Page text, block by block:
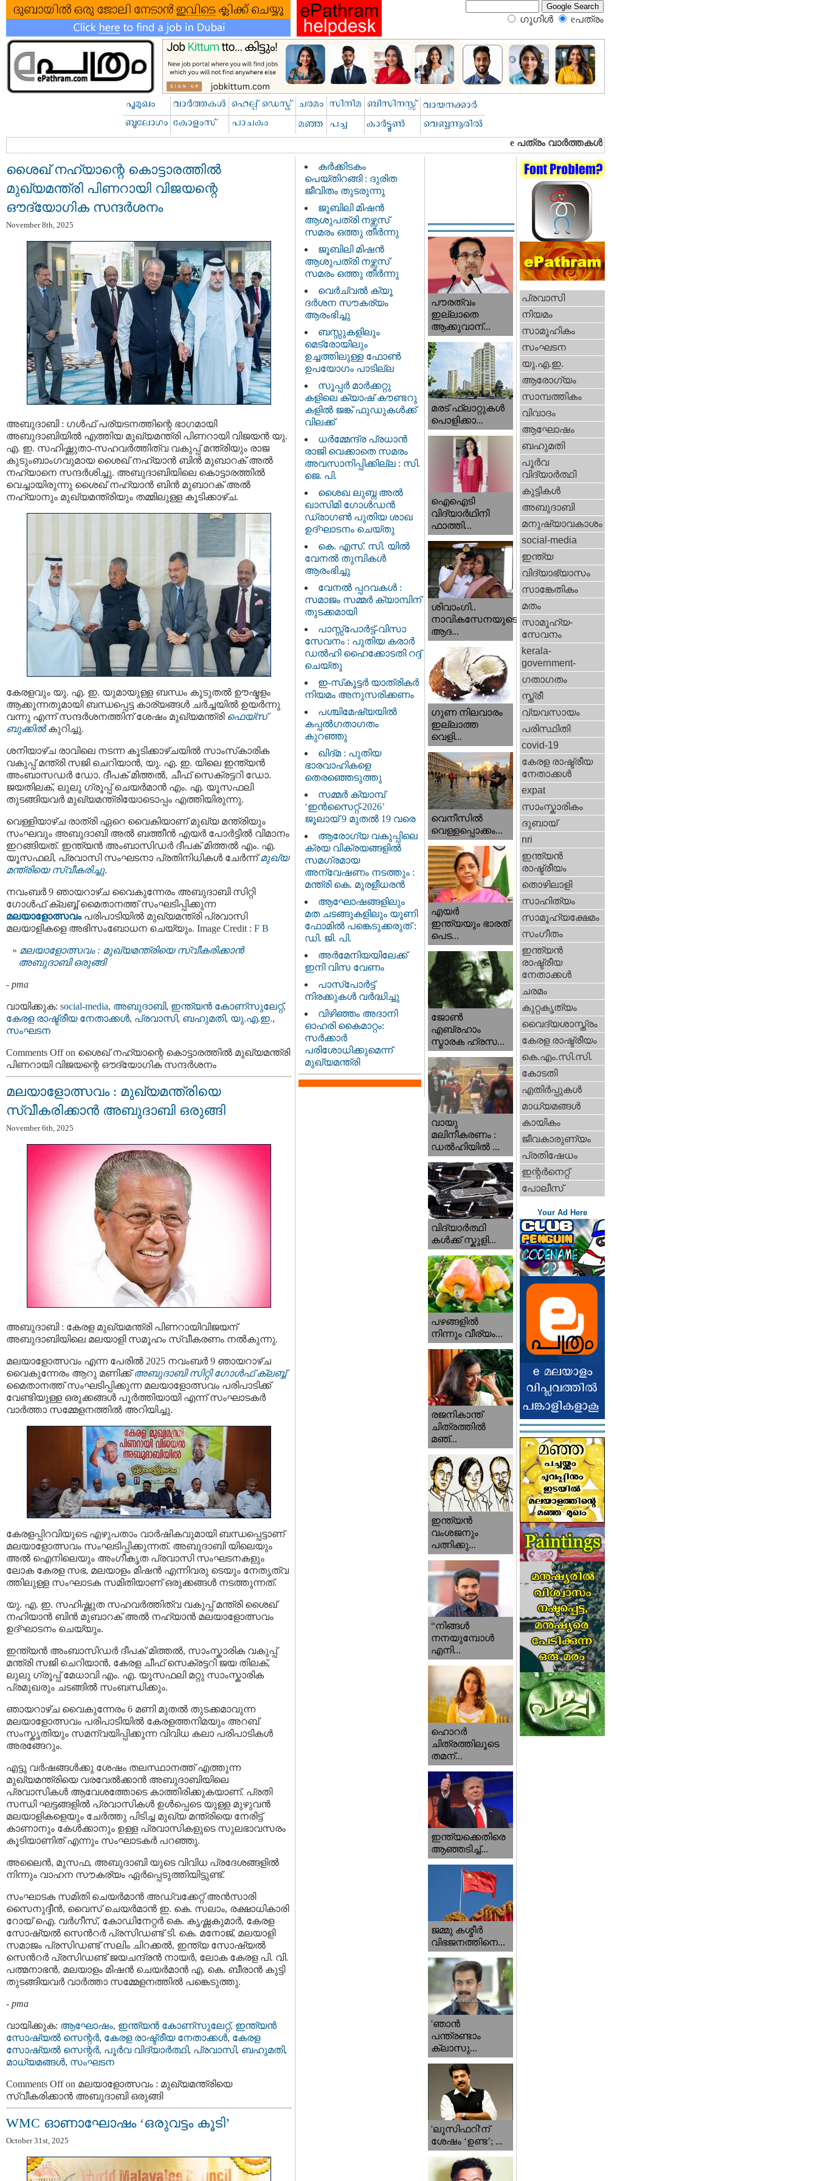
ഗൂഗിള്‍ eപത്രം‍
ശൈഖ് നഹ്യാന്റെ കൊട്ടാരത്തിൽ
മുഖ്യമന്ത്രി പിണറായി വിജയന്റെ
ഔദ്യോഗിക സന്ദർശനം
November 8th, 2025
അബുദാബി : ഗൾഫ് പര്യടനത്തിന്റെ ഭാഗമായി
അബുദാബിയിൽ എത്തിയ മുഖ്യമന്ത്രി പിണറായി വിജയൻ യു.
എ. ഇ. സഹിഷ്ണുതാ-സഹവർത്തിത്വ വകുപ്പ് മന്ത്രിയും രാജ
കുടുംബാംഗവുമായ ശൈഖ് നഹ്യാൻ ബിൻ മുബാറക് അൽ
നഹ്യാനെ സന്ദർശിച്ചു. അബുദാബിയിലെ കൊട്ടാരത്തില്‍
വെച്ചായിരുന്നു ശൈഖ് നഹ്യാന്‍ ബിന്‍ മുബാറക് അല്‍
നഹ്യാനും മുഖ്യമന്ത്രിയും തമ്മിലുള്ള കൂടിക്കാഴ്ച.
കേരളവും യു. എ. ഇ. യുമായുള്ള ബന്ധം കൂടുതൽ ഊഷ്മളം
ആക്കുന്നതുമായി ബന്ധപ്പെട്ട കാര്യങ്ങൾ ചർച്ചയിൽ ഉയർന്നു
വന്നു എന്ന് സന്ദർശനത്തിന് ശേഷം മുഖ്യമന്ത്രി ഫെയ്‌സ്
ബുക്കിൽ കുറിച്ചു.
ശനിയാഴ്ച രാവിലെ നടന്ന കൂടിക്കാഴ്ചയിൽ സാംസ്‌കാരിക
വകുപ്പ് മന്ത്രി സജി ചെറിയാന്‍, യു. എ. ഇ. യിലെ ഇന്ത്യന്‍
അംബാസഡര്‍ ഡോ. ദീപക് മിത്തല്‍, ചീഫ് സെക്രട്ടറി ഡോ.
ജയതിലക്, ലുലു ഗ്രൂപ്പ് ചെയര്‍മാന്‍ എം. എ. യൂസഫലി
തുടങ്ങിയവർ മുഖ്യമന്ത്രിയോടൊപ്പം എത്തിയിരുന്നു.
വെള്ളിയാഴ്ച രാത്രി ഏറെ വൈകിയാണ് മുഖ്യ മന്ത്രിയും
സംഘവും അബുദാബി അൽ ബത്തീൻ എയർ പോർട്ടിൽ വിമാനം
ഇറങ്ങിയത്. ഇന്ത്യൻ അംബാസിഡർ ദീപക് മിത്തൽ എം. എ.
യൂസഫലി, പ്രവാസി സംഘടനാ പ്രതിനിധികൾ ചേർന്ന്മുഖ്യ
മന്ത്രിയെ സ്വീകരിച്ചു.
നവംബർ 9 ഞായറാഴ്ച വൈകുന്നേരം അബുദാബി സിറ്റി
ഗോൾഫ് ക്ലബ്ബ് മൈതാനത്ത് സംഘടിപ്പിക്കുന്ന
മലയാളോത്സവംപരിപാടിയിൽ മുഖ്യമന്ത്രി പ്രവാസി
മലയാളികളെ അഭിസംബോധന ചെയ്യും. Image Credit : F B
മലയാളോത്സവം : മുഖ്യമന്ത്രിയെ സ്വീകരിക്കാൻ
അബുദാബി ഒരുങ്ങി
- pma
വായിക്കുക: social-media, അബുദാബി, ഇന്ത്യന്‍ കോണ്സുലേറ്റ്,
കേരള രാഷ്ട്രീയ നേതാക്കള്‍, പ്രവാസി, ബഹുമതി, യു.എ.ഇ.,
സംഘടന
Comments Offon ശൈഖ് നഹ്യാന്റെ കൊട്ടാരത്തിൽ മുഖ്യമന്ത്രി
പിണറായി വിജയന്റെ ഔദ്യോഗിക സന്ദർശനം
മ​ല​യാ​ളോ​ത്സ​വം : മുഖ്യമന്ത്രിയെ
സ്വീകരിക്കാൻ അബുദാബി ഒരുങ്ങി
November 6th, 2025
അബുദാബി : കേരള മുഖ്യമന്ത്രി പിണറായിവിജയന്
അബുദാബിയിലെ മലയാളി സമൂഹം സ്വീകരണം നൽകുന്നു.
മലയാളോത്സവം എന്ന പേരിൽ 2025 നവംബർ 9 ഞായറാഴ്ച
വൈകുന്നേരം ആറു മണിക്ക്അബുദാബി സിറ്റി ഗോൾഫ് ക്ലബ്ബ്
മൈതാനത്ത് സംഘടിപ്പിക്കുന്ന മലയാളോത്സവം പരിപാടിക്ക്
വേണ്ടിയുള്ള ഒരുക്കങ്ങൾ പൂർത്തിയായി എന്ന് സംഘാടകർ
വാർത്താ സമ്മേളനത്തിൽ അറിയിച്ചു.
കേരളപ്പിറവിയുടെ എഴുപതാം വാർഷികവുമായി ബന്ധപ്പെട്ടാണ്
മലയാളോത്സവം സംഘടിപ്പിക്കുന്നത്. അബുദാബി യിലെയും
അൽ ഐനിലെയും അംഗീകൃത പ്രവാസി സംഘടനകളും
ലോക കേരള സഭ, മലയാളം മിഷൻ എന്നിവരു ടെയും നേതൃത്വ
ത്തിലുള്ള സംഘാടക സമിതിയാണ് ഒരുക്കങ്ങൾ നടത്തുന്നത്.
യു. എ. ഇ. സഹിഷ്ണുത സഹവർത്തിത്വ വകുപ്പ് മന്ത്രി ശൈഖ്
നഹിയാൻ ബിൻ മുബാറക് അൽ നഹ്യാൻ മലയാളോത്സവം
ഉദ്ഘാടനം ചെയ്യും.
ഇന്ത്യൻ അംബാസിഡർ ദീപക് മിത്തൽ, സാംസ്കാരിക വകുപ്പ്
മന്ത്രി സജി ചെറിയാൻ, കേരള ചീഫ് സെക്രട്ടറി ജയ തിലക്,
ലുലു ഗ്രൂപ്പ് മേധാവി എം. എ. യൂസഫലി മറ്റു സാംസ്കാരിക
പ്രമുഖരും ചടങ്ങിൽ സംബന്ധിക്കും.
ഞായറാഴ്ച വൈകുന്നേരം 6 മണി മുതൽ തുടക്കമാവുന്ന
മലയാളോത്സവം പരിപാടിയിൽ കേരളത്തനിമയും അറബ്
സംസ്കൃതിയും സമന്വയിപ്പിക്കുന്ന വിവിധ കലാ പരിപാടികൾ
അരങ്ങേറും.
എട്ടു വർഷങ്ങൾക്കു ശേഷം തലസ്ഥാനത്ത് എത്തുന്ന
മുഖ്യമന്ത്രിയെ വരവേൽക്കാൻ അബുദാബിയിലെ
പ്രവാസികൾ ആവേശത്തോടെ കാത്തിരിക്കുകയാണ്. പ്രതി
സന്ധി ഘട്ടങ്ങളിൽ പ്രവാസികൾ ഉൾപ്പെടെ യുള്ള മുഴുവൻ
മലയാളികളെയും ചേർത്തു പിടിച്ച മുഖ്യ മന്ത്രിയെ നേരിട്ട്
കാണാനും കേൾക്കാനും ഉള്ള പ്രവാസികളുടെ സുലഭാവസരം
കൂടിയാണിത് എന്നും സംഘാടകർ പറഞ്ഞു.
അലൈൻ, മുസഫ, അബുദാബി യുടെ വിവിധ പ്രദേശങ്ങളിൽ
നിന്നും വാഹന സൗകര്യം ഏർപ്പെടുത്തിയിട്ടുണ്ട്.
സംഘാടക സമിതി ചെയർമാൻ അഡ്വക്കേറ്റ് അൻസാരി
സൈനുദ്ദീൻ, വൈസ് ചെയർമാൻ ഇ. കെ. സലാം, രക്ഷാധികാരി
റോയ് ഐ. വർഗീസ്, കോഡിനേറ്റർ കെ. കൃഷ്ണകുമാർ, കേരള
സോഷ്യൽ സെൻറർ പ്രസിഡണ്ട് ടി. കെ. മനോജ്, മലയാളി
സമാജം പ്രസിഡണ്ട് സലിം ചിറക്കൽ, ഇന്ത്യ സോഷ്യൽ
സെൻറർ പ്രസിഡണ്ട് ജയചന്ദ്രൻ നായർ, ലോക കേരള പി. വി.
പത്മനാഭൻ, മലയാളം മിഷൻ ചെയർമാൻ എ. കെ. ബീരാൻ കുട്ടി
തുടങ്ങിയവർ വാർത്താ സമ്മേളനത്തിൽ പങ്കെടുത്തു.
- pma
വായിക്കുക: ആഘോഷം, ഇന്ത്യന്‍ കോണ്സുലേറ്റ്, ഇന്ത്യന്‍
സോഷ്യല്‍ സെന്റര്‍, കേരള രാഷ്ട്രീയ നേതാക്കള്‍, കേരള
സോഷ്യല്‍ സെന്റര്‍, പൂര്‍വ വിദ്യാര്‍ത്ഥി, പ്രവാസി, ബഹുമതി,
മാധ്യമങ്ങള്‍, സംഘടന
Comments Offon മ​ല​യാ​ളോ​ത്സ​വം : മുഖ്യമന്ത്രിയെ
സ്വീകരിക്കാൻ അബുദാബി ഒരുങ്ങി
WMC ഓണാഘോഷം ‘ഒരുവട്ടം കൂടി’
October 31st, 2025
കർക്കിടകം
പെയ്തിറങ്ങി : ദുരിത
ജീവിതം തുടരുന്നു
ജൂബിലി മിഷൻ
ആശുപത്രി നഴ്സസ്
സമരം ഒത്തു തീർന്നു
ജൂബിലി മിഷൻ
ആശുപത്രി നഴ്സസ്
സമരം ഒത്തു തീർന്നു
വെര്‍ച്വല്‍ ക്യൂ
ദര്‍ശന സൗകര്യം
ആരംഭിച്ചു
ബസ്സുകളിലും
മെട്രോയിലും
ഉച്ചത്തിലുള്ള ഫോൺ
ഉപയോഗം പാടില്ല
സൂപ്പർ മാർക്കറ്റു
കളിലെ ക്യാഷ് കൗണ്ടറു
കളിൽ ജങ്ക് ഫുഡുകൾക്ക്
വിലക്ക്
ധര്‍മ്മേന്ദ്ര പ്രധാൻ
രാജി വെക്കാതെ സമരം
അവസാനിപ്പിക്കില്ല : സി.
ജെ. പി.
ശൈഖ ലുബ്ന അൽ
ഖാസിമി ഗോൾഡൻ
ഡ്രാഗൺ പുതിയ ശാഖ
ഉദ്ഘാടനം ചെയ്തു
കെ. എസ്. സി. യിൽ
വേനൽ തുമ്പികൾ
ആരംഭിച്ചു
വേനൽ പ്പറവകൾ :
സമാജം സമ്മർ ക്യാമ്പിന്
തുടക്കമായി
പാസ്സ്പോർട്ട്-വിസാ
സേവനം : പുതിയ കരാർ
ഡൽഹി ഹൈക്കോടതി റദ്ദ്
ചെയ്തു
ഇ-സ്‌കൂട്ടർ യാത്രികർ
നിയമം അനുസരിക്കണം
പശ്ചിമേഷ്യയിൽ
കപ്പൽഗതാഗതം
കുറഞ്ഞു
ഖിദ്മ : പുതിയ
ഭാരവാഹികളെ
തെരഞ്ഞെടുത്തു
സമ്മർ ക്യാമ്പ്
‘ഇൻസൈറ്റ്-2026’
ജൂലായ് 9 മുതൽ 19 വരെ
ആരോഗ്യ വകുപ്പിലെ
ക്രയ വിക്രയങ്ങളിൽ
സമഗ്രമായ
അന്വേഷണം നടത്തും :
മന്ത്രി കെ. മുരളീധരൻ
ആഘോഷങ്ങളിലും
മത ചടങ്ങുകളിലും യൂണി
ഫോമിൽ പങ്കെടുക്കരുത് :
ഡി. ജി. പി.
അർമേനിയയിലേക്ക്
ഇനി വിസ വേണം
പാസ്‌പോർട്ട്
നിരക്കുകൾ വർദ്ധിച്ചു
വിഴിഞ്ഞം അദാനി
ഓഹരി കൈമാറ്റം:
സർക്കാർ
പരിശോധിക്കുമെന്ന്
മുഖ്യമന്ത്രി
പൗരത്വം
ഇല്ലാതെ
ആക്കുവാന്...
മരട് ഫ്ലാറ്റുകൾ
പൊളിക്കാ...
ഐഐടി
വിദ്യാര്‍ഥിനി
ഫാത്തി...
ശിവാംഗി..
നാവികസേനയുടെ
ആദ...
ഗുണ നിലവാരം
ഇല്ലാത്ത
വെളി...
വെനീസില്‍
വെള്ളപ്പൊക്കം...
എയര്‍
ഇന്ത്യയും ഭാരത്
പെട...
ജോണ്‍
എബ്രഹാം
സ്മാരക ഹ്രസ...
വായു
മലിനീകരണം :
ഡൽഹിയിൽ ...
വിദ്യാർത്ഥി
കൾക്ക് സ്കൂളി...
പഴങ്ങളില്‍
നിന്നും വീര്യം...
രജനികാന്ത്
ചിത്രത്തിൽ
മഞ്...
ഇന്ത്യൻ
വംശജനും
പത്നിക്കു...
“നിങ്ങള്‍
നനയുമ്പോള്‍
എനി...
ഹൊറര്‍
ചിത്രത്തിലൂടെ
തമന്...
ഇന്ത്യക്കെതിരെ
ആഞ്ഞടിച്ച്...
ജമ്മു കശ്മീ‍ർ
വിഭജനത്തിനെ...
'ഞാന്‍
പന്ത്രണ്ടാം
ക്ലാസു...
'ലൂസിഫറി'ന്
ശേഷം ‘ഉണ്ട’; ...
പ്രവാസി
നിയമം
സാമൂഹികം
സംഘടന
യു.എ.ഇ.
ആരോഗ്യം
സാമ്പത്തികം
വിവാദം
ആഘോഷം
ബഹുമതി
പൂര്‍വ
വിദ്യാര്‍ത്ഥി
കുട്ടികള്‍
അബുദാബി
മനുഷ്യാവകാശം
social-media
ഇന്ത്യ
വിദ്യാഭ്യാസം
സാങ്കേതികം
മതം
സാമൂഹ്യ-
സേവനം
kerala-
government-
ഗതാഗതം
സ്ത്രീ
വ്യവസായം
പരിസ്ഥിതി
covid-19
കേരള രാഷ്ട്രീയ
നേതാക്കള്‍
expat
സാംസ്കാരികം
ദുബായ്‌
nri
ഇന്ത്യന്‍
രാഷ്ട്രീയം
തൊഴിലാളി
സാഹിത്യം
സാമൂഹ്യക്ഷേമം
സംഗീതം
ഇന്ത്യന്‍
രാഷ്ട്രീയ
നേതാക്കള്‍
ചരമം
കുറ്റകൃത്യം
വൈദ്യശാസ്ത്രം
കേരള രാഷ്ട്രീയം
കെ.എം.സി.സി.
കോടതി
എതിര്‍പ്പുകള്‍
മാധ്യമങ്ങള്‍
കായികം
ജീവകാരുണ്യം
പ്രതിഷേധം
ഇന്റര്‍നെറ്റ്‌
പോലീസ്
Your Ad Here